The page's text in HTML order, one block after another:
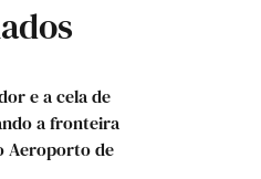
e a cela de
a fronteira
Aeroporto de